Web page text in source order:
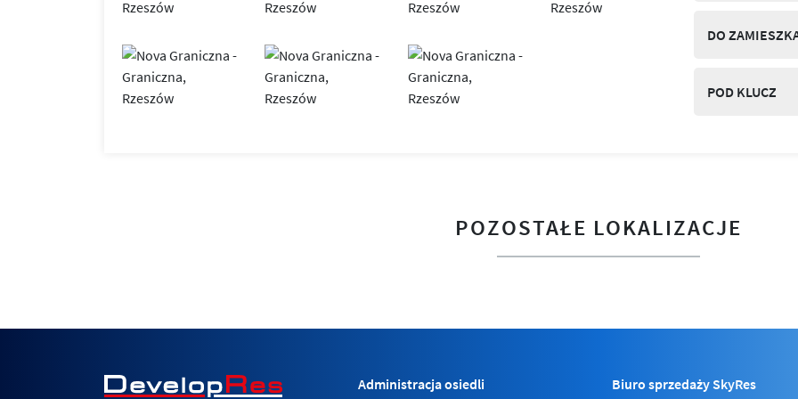
DO
POD KLUCZ
POZOSTAŁE LOKALIZACJE
Administracja osiedli Biuro sprzedaży SkyRes